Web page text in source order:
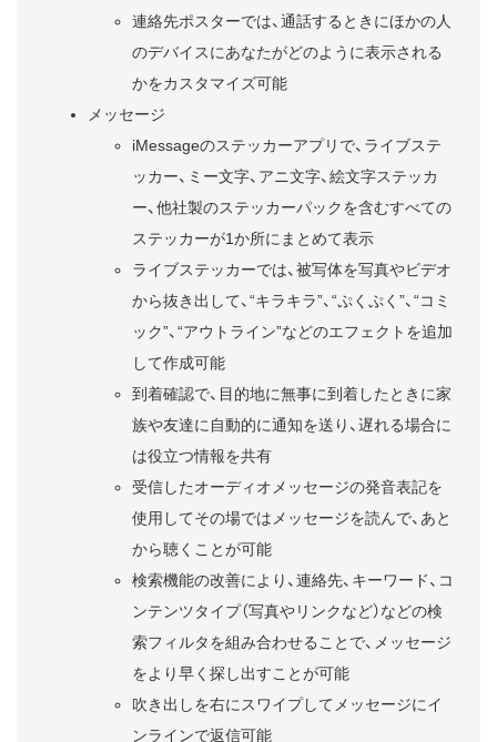
連絡先ポスターでは、通話するときにほかの人
のデバイスにあなたがどのように表示される
かをカスタマイズ可能
メッセージ
iMessageのステッカーアプリで、ライブステ
ッカー、ミー文字、アニ文字、絵文字ステッカ
ー、他社製のステッカーパックを含むすべての
ステッカーが1か所にまとめて表示
ライブステッカーでは、被写体を写真やビデオ
から抜き出して、“キラキラ”、“ぷくぷく”、“コミ
ック”、“アウトライン”などのエフェクトを追加
して作成可能
到着確認で、目的地に無事に到着したときに家
族や友達に自動的に通知を送り、遅れる場合に
は役立つ情報を共有
受信したオーディオメッセージの発音表記を
使用してその場ではメッセージを読んで、あと
から聴くことが可能
検索機能の改善により、連絡先、キーワード、コ
ンテンツタイプ（写真やリンクなど）などの検
索フィルタを組み合わせることで、メッセージ
をより早く探し出すことが可能
吹き出しを右にスワイプしてメッセージにイ
ンラインで返信可能